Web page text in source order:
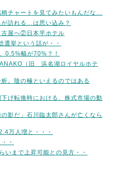
チャートを見てみたいもんだな…
訪れる…は思い込み？
古屋へ②日本平ホテル
挙という話が・・
0.5%幅が70%？！
（旧 浜名湖ロイヤルホテ
。陰の極といえるのではある
げ転換時における、株式市場の動
の影だ」石川臨太郎さんが亡くなら
万人増と・・・
・
いまで上昇可能との見方・・